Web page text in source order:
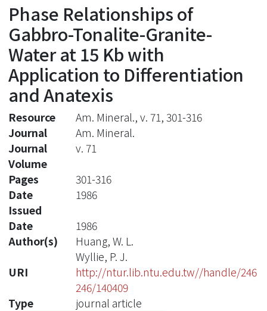
Statistics
Phase Relationships of
Gabbro-Tonalite-Granite-
Water at 15 Kb with
Application to Differentiation
and Anatexis
Resource
Am. Mineral., v. 71, 301-316
Journal
Am. Mineral.
Journal
Volume
v. 71
Pages
301-316
Date
Issued
1986
Date
1986
Author(s)
Huang, W. L.
Wyllie, P. J.
URI
http://ntur.lib.ntu.edu.tw//handle/246
246/140409
Type
journal article